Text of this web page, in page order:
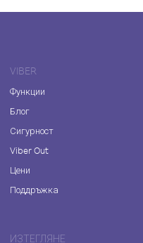
VIBER
Функции
Блог
Сигурност
Viber Out
Цени
Поддръжка
ИЗТЕГЛЯНЕ